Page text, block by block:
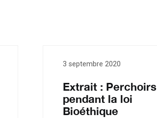
3 septembre 2020
Extrait : Perchoirs
pendant la loi
Bioéthique